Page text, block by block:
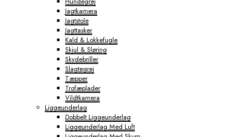
Jagtkamera
Jagtstole
Jagttasker
Kald & Lokkefugle
Skjul & Sløring
Skydebriller
Slagtegrej
Tæpper
Trofæplader
Vildtkamera
Liggeunderlag
Dobbelt Liggeunderlag
Liggeunderlag Med Luft